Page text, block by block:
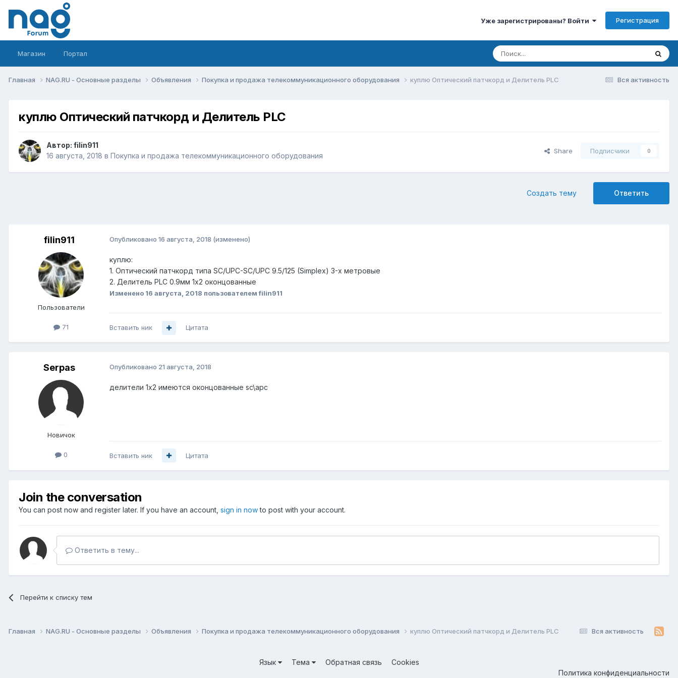
Уже зарегистрированы? Войти Регистрация
Магазин Портал
Вся активность
Главная NAG.RU - Основные разделы Объявления Покупка и продажа телекоммуникационного оборудования куплю Оптический патчкорд и Делитель PLC
куплю Оптический патчкорд и Делитель PLC
Автор: filin911
16 августа, 2018 в Покупка и продажа телекоммуникационного оборудования
Share Подписчики 0
Ответить
Создать тему
filin911
Пользователи
71
Опубликовано 16 августа, 2018 (изменено)
куплю:
1. Оптический патчкорд типа SC/UPC-SC/UPC 9.5/125 (Simplex) 3-х метровые
2. Делитель PLC 0.9мм 1x2 оконцованные
Изменено 16 августа, 2018 пользователем filin911
Вставить ник Цитата
Serpas
Новичок
0
Опубликовано 21 августа, 2018
делители 1х2 имеются оконцованные sc\apc
Вставить ник Цитата
Join the conversation
You can post now and register later. If you have an account, sign in nowto post with your account.
Ответить в тему...
Перейти к списку тем
Вся активность
Главная NAG.RU - Основные разделы Объявления Покупка и продажа телекоммуникационного оборудования куплю Оптический патчкорд и Делитель PLC
Язык Тема Обратная связь
Cookies
Политика конфиденциальности